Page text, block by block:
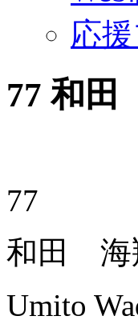
応
77 和田
77
和田 海
Umito